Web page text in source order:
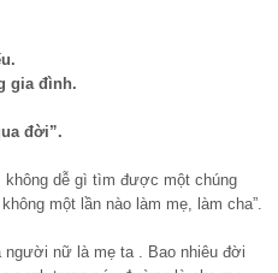
gia đình.
đời”.
không dễ gì tìm được một chúng
một lần nào làm mẹ, làm cha”.
nữ là mẹ ta . Bao nhiêu đời